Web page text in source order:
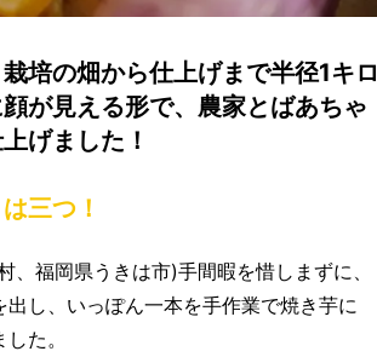
培の畑から仕上げまで半径1キロ
が見える形で、農家とばあちゃ
げました！
三つ！
福岡県うきは市)手間暇を惜しまずに、
し、いっぽん一本を手作業で焼き芋に
た。